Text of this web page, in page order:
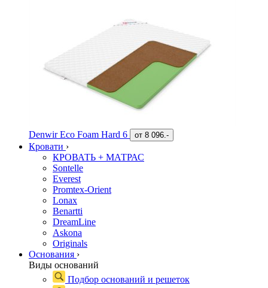
Denwir Eco Foam Hard 6 от 8 096.-
Кровати ›
КРОВАТЬ + МАТРАС
Sontelle
Everest
Promtex-Orient
Lonax
Benartti
DreamLine
Askona
Originals
Основания ›
Виды оснований
Подбор оснований и решеток